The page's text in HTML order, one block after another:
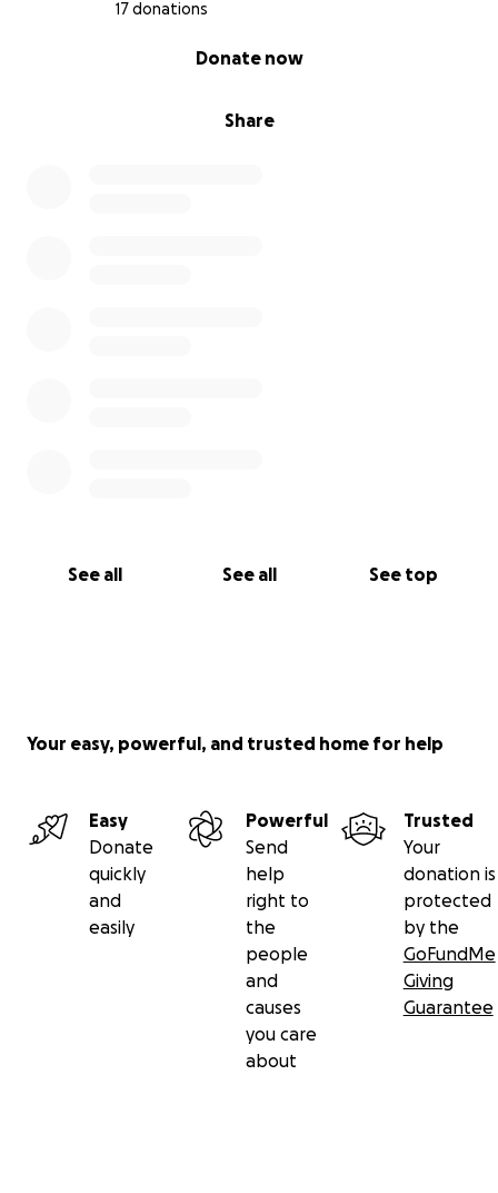
17 donations
Share
Donate now
See all See all See top
Your easy, powerful, and trusted home for help
Easy
Donate
quickly
and
easily
Powerful
Send
help
right to
the
people
and
causes
you care
about
Trusted
Your
donation is
protected
by the
GoFundMe
Giving
Guarantee